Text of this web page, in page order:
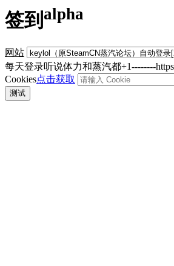
签到 alpha
网站
每天登录听说体力和蒸汽都+1--------
Cookies点击获取
测试